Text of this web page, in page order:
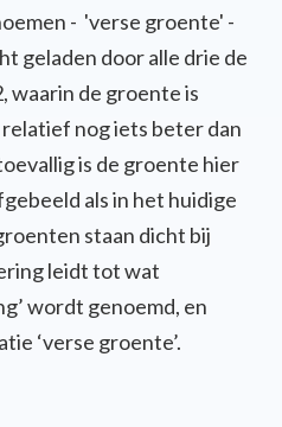
- 'verse groente' -
geladen door alle drie de
waarin de groente is
nog iets beter dan
is de groente hier
als in het huidige
staan dicht bij
leidt tot wat
’ wordt genoemd, en
‘verse groente’.